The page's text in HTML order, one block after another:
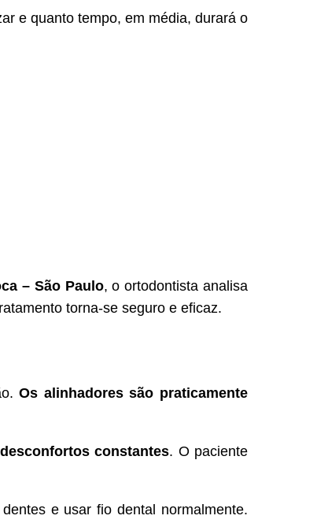
e quanto tempo, em média, durará o
– São Paulo, o ortodontista analisa
torna-se seguro e eficaz.
Os alinhadores são praticamente
constantes. O paciente
e usar fio dental normalmente.